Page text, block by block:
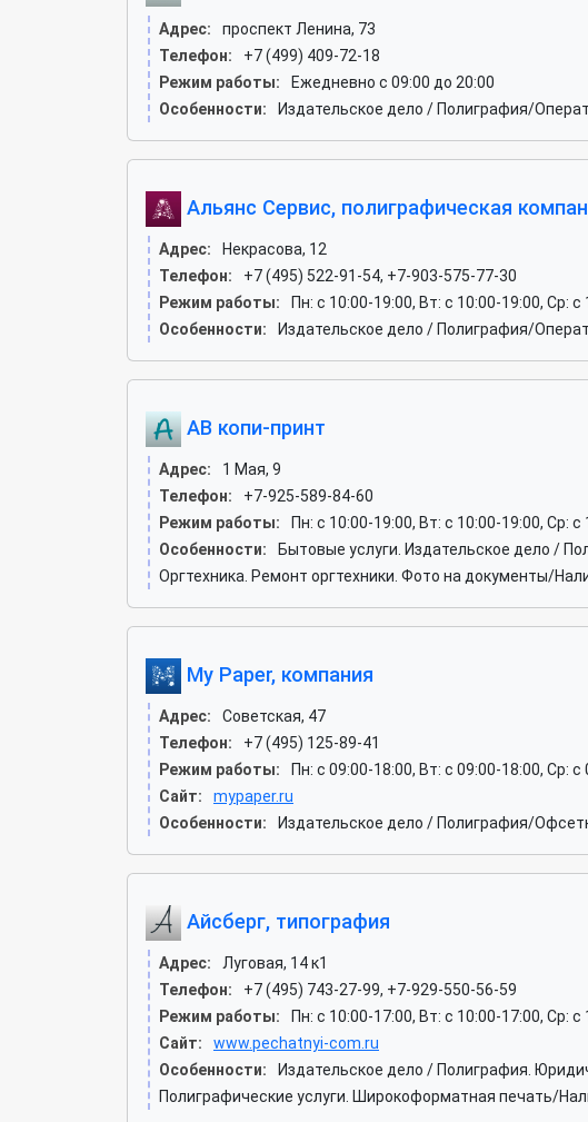
Адрес:
проспект Ленина, 73
Телефон:
+7 (499) 409-72-18
Режим работы:
Ежедневно с 09:00 до 20:00
Особенности:
Издательское дело / Полиграфия/
Альянс Сервис, полиграфическая
Адрес:
Некрасова, 12
Телефон:
+7 (495) 522-91-54, +7-903-575-77-30
Режим работы:
Пн: c 10:00-19:00, Вт: c 10:00-19:00, Ср:
Особенности:
Издательское дело / Полиграфия/
АВ копи-принт
Адрес:
1 Мая, 9
Телефон:
+7-925-589-84-60
Режим работы:
Пн: c 10:00-19:00, Вт: c 10:00-19:00, Ср:
Особенности:
Бытовые услуги. Издательское дело /
Оргтехника. Ремонт оргтехники. Фото на документы/
My Paper, компания
Адрес:
Советская, 47
Телефон:
+7 (495) 125-89-41
Режим работы:
Пн: c 09:00-18:00, Вт: c 09:00-18:00, Ср:
Сайт:
mypaper.ru
Особенности:
Издательское дело / Полиграфия/
Айсберг, типография
Адрес:
Луговая, 14 к1
Телефон:
+7 (495) 743-27-99, +7-929-550-56-59
Режим работы:
Пн: c 10:00-17:00, Вт: c 10:00-17:00, Ср:
Сайт:
www.pechatnyi-com.ru
Особенности:
Издательское дело / Полиграфия.
Полиграфические услуги. Широкоформатная печать/